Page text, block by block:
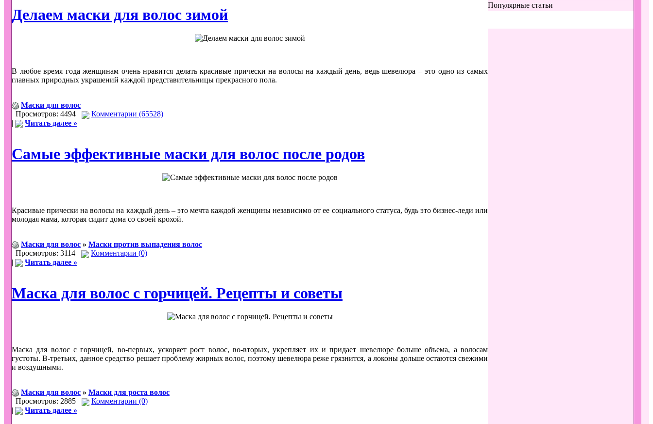
Делаем маски для волос зимой
В любое время года женщинам очень нравится делать красивые прически на волосы на каждый день, ведь шевелюра – это одно из самых
главных природных украшений каждой представительницы прекрасного пола.
Маски для волос
Просмотров: 4494
Комментарии (65528)
|
Читать далее »
Самые эффективные маски для волос после родов
Красивые прически на волосы на каждый день – это мечта каждой женщины независимо от ее социального статуса, будь это бизнес-леди или
молодая мама, которая сидит дома со своей крохой.
Маски для волос » Маски против выпадения волос
Просмотров: 3114
Комментарии (0)
|
Читать далее »
Маска для волос с горчицей. Рецепты и советы
Маска для волос с горчицей, во-первых, ускоряет рост волос, во-вторых, укрепляет их и придает шевелюре больше объема, а волосам
густоты. В-третьих, данное средство решает проблему жирных волос, поэтому шевелюра реже грязнится, а локоны дольше остаются свежими
и воздушными.
Маски для волос » Маски для роста волос
Просмотров: 2885
Комментарии (0)
|
Читать далее »
Популярные статьи